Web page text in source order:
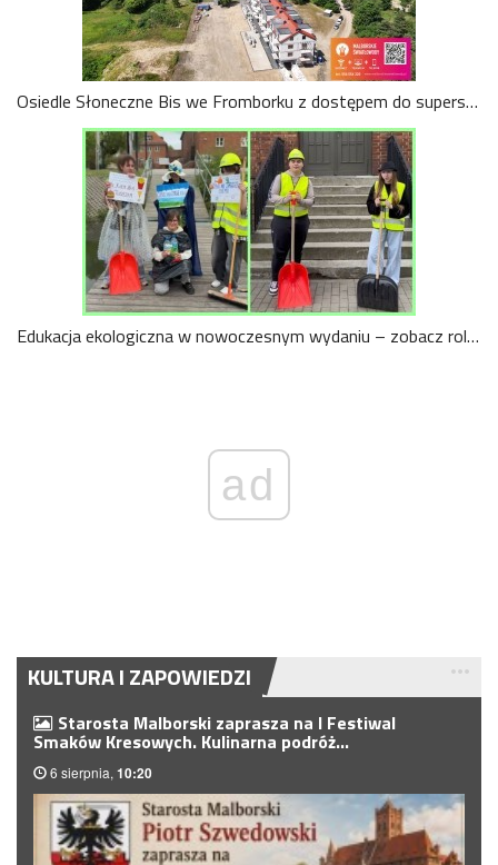
Osiedle Słoneczne Bis we Fromborku z dostępem do superszybkiego światłowodu. Mieszkańcy skorzystają z internetu i telewizji 4K
Edukacja ekologiczna w nowoczesnym wydaniu – zobacz rolki „Czyste ścieki – zdrowe rzeki”.
ad
KULTURA I ZAPOWIEDZI
Starosta Malborski zaprasza na I Festiwal
Smaków Kresowych. Kulinarna podróż…
6 sierpnia, 10:20